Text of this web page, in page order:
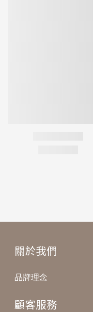
關於我們
品牌理念
顧客服務